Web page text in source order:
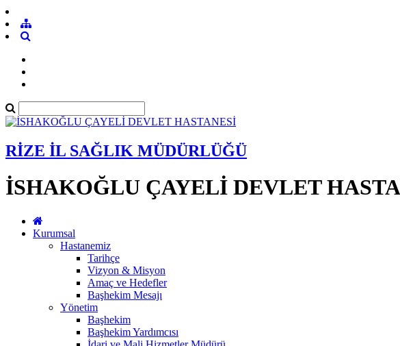
RİZE İL SAĞLIK MÜDÜRLÜĞÜ
İSHAKOĞLU ÇAYELİ DEVLET
Kurumsal
Hastanemiz
Tarihçe
Vizyon & Misyon
Amaç ve Hedefler
Başhekim Mesajı
Yönetim
Başhekim
Başhekim Yardımcısı